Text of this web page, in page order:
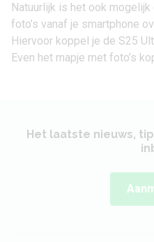
Natuurlijk is het ook
foto’s vanaf je smartphone
Hiervoor koppel je de S25
Even het mapje met foto’s
Het laatste nieuws,